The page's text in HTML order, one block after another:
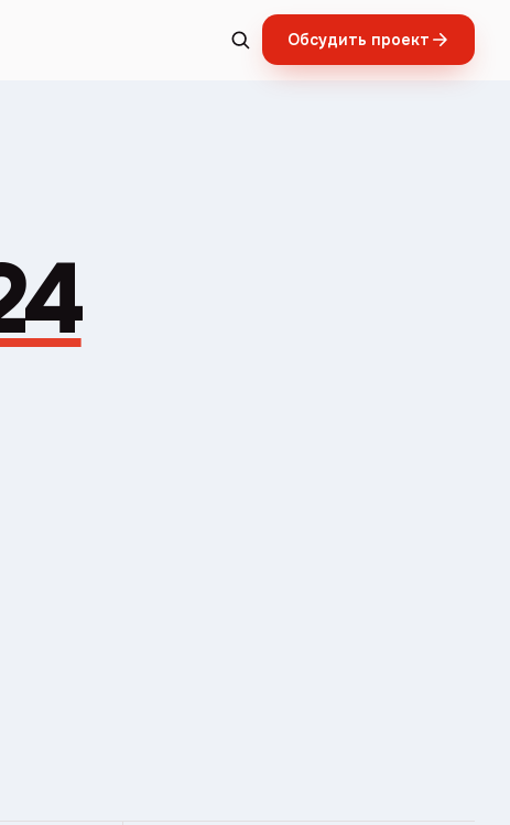
Обсудить проект